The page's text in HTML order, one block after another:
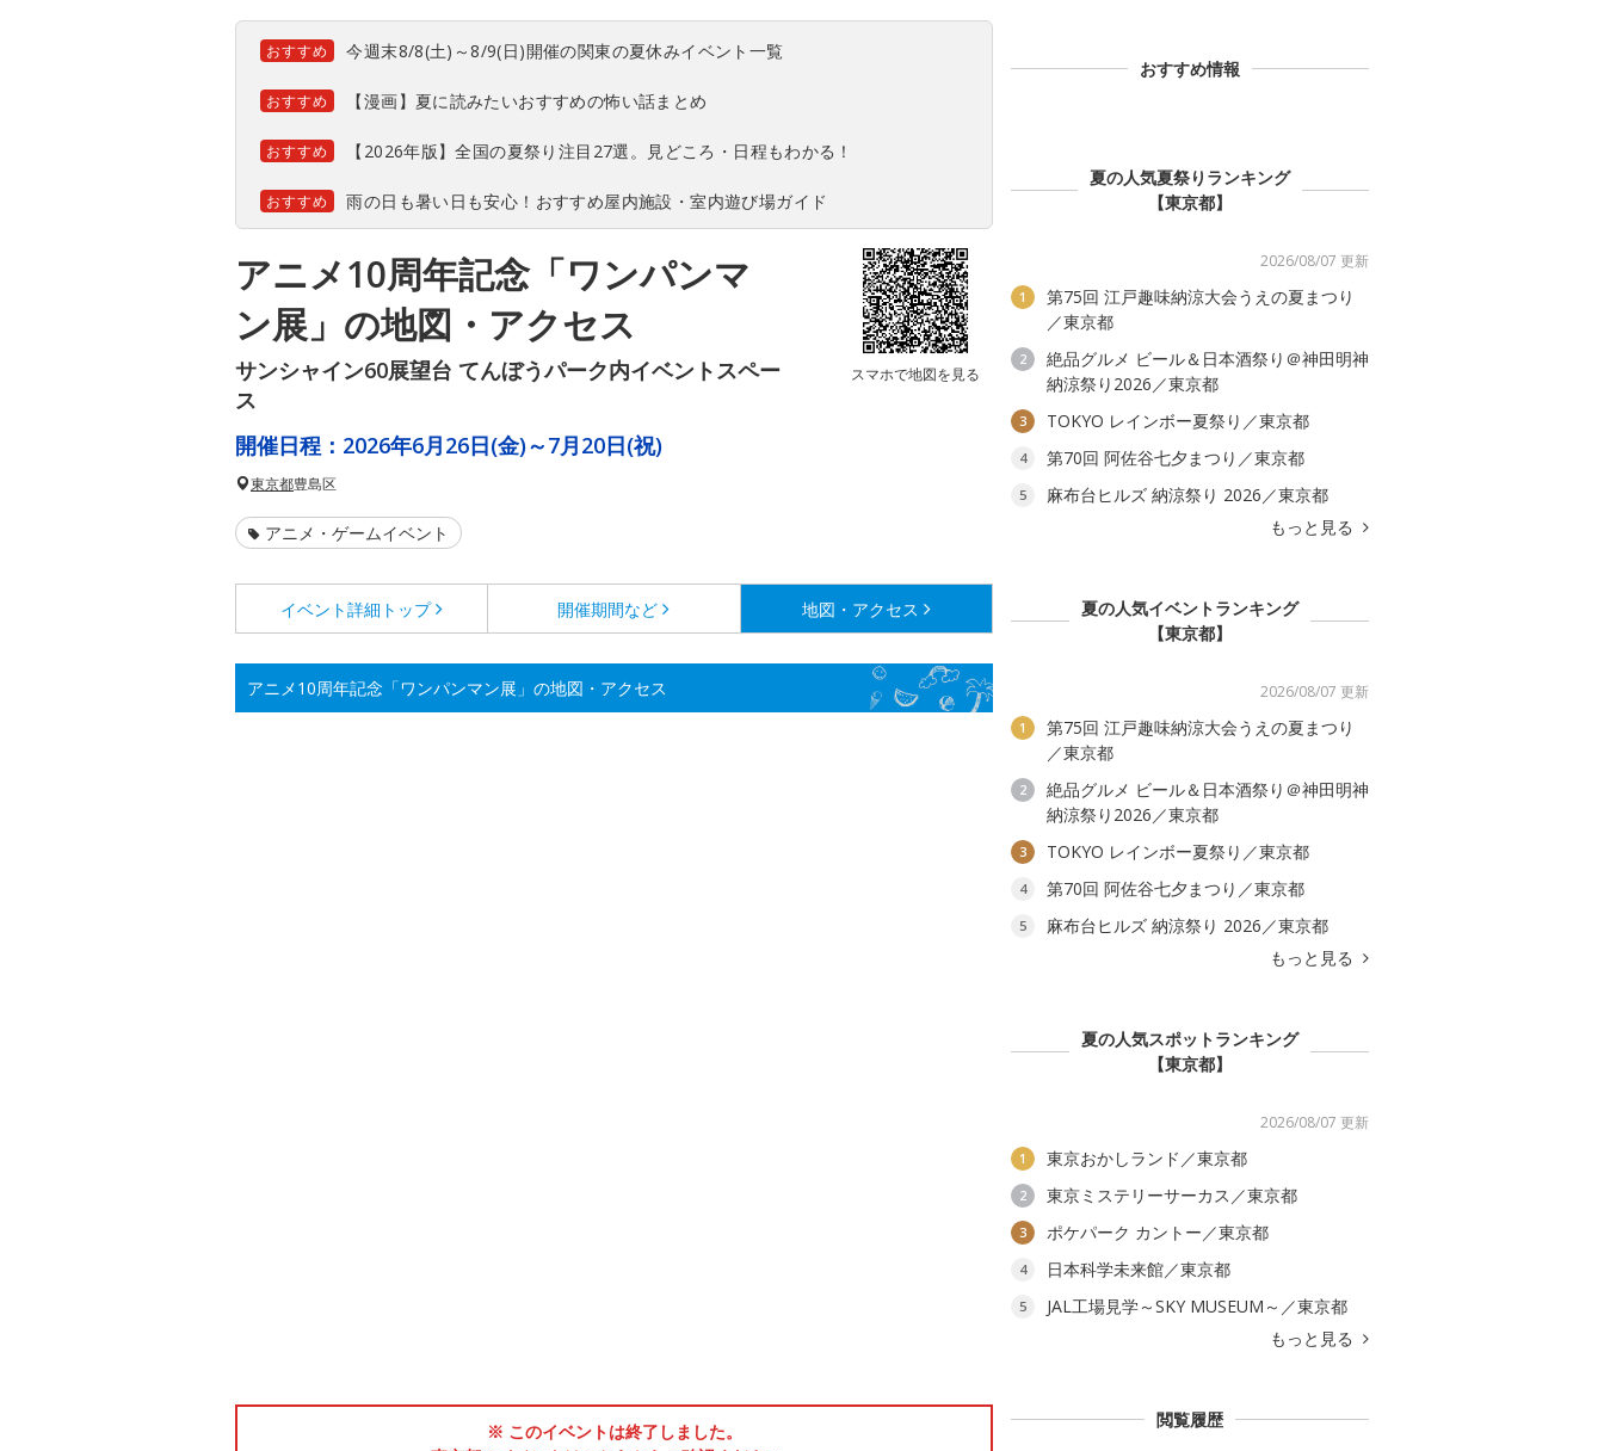
おすすめ 今週末8/8(土)～8/9(日)開催の関東の夏休みイベント一覧
おすすめ 【漫画】夏に読みたいおすすめの怖い話まとめ
おすすめ 【2026年版】全国の夏祭り注目27選。見どころ・日程もわかる！
おすすめ 雨の日も暑い日も安心！おすすめ屋内施設・室内遊び場ガイド
アニメ10周年記念「ワンパンマ
ン展」の地図・アクセス
サンシャイン60展望台 てんぼうパーク内イベントスペー
ス
スマホで地図を見る
開催日程： 2026年6月26日(金)～7月20日(祝)
東京都豊島区
アニメ・ゲームイベント
イベント詳細 トップ 開催期間など 地図・アクセス
アニメ10周年記念「ワンパンマン展」の地図・アクセス
※ このイベントは終了しました。
おすすめ情報
夏の人気夏祭りランキング
【東京都】
2026/08/07 更新
1
第75回 江戸趣味納涼大会うえの夏まつり
／東京都
2
絶品グルメ ビール＆日本酒祭り＠神田明神
納涼祭り2026／東京都
3 TOKYO レインボー夏祭り／東京都
4 第70回 阿佐谷七夕まつり／東京都
5
麻布台ヒルズ 納涼祭り 2026／東京都
もっと見る
夏の人気イベントランキング
【東京都】
2026/08/07 更新
1
第75回 江戸趣味納涼大会うえの夏まつり
／東京都
2
絶品グルメ ビール＆日本酒祭り＠神田明神
納涼祭り2026／東京都
3 TOKYO レインボー夏祭り／東京都
4 第70回 阿佐谷七夕まつり／東京都
5
麻布台ヒルズ 納涼祭り 2026／東京都
もっと見る
夏の人気スポットランキング
【東京都】
2026/08/07 更新
1 東京おかしランド／東京都
2 東京ミステリーサーカス／東京都
3 ポケパーク カントー／東京都
4 日本科学未来館／東京都
5
JAL工場見学～SKY MUSEUM～／東京都
もっと見る
閲覧履歴